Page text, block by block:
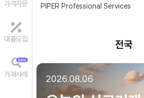
가격자문
대출모집
거래사례
PIPER Professional Services